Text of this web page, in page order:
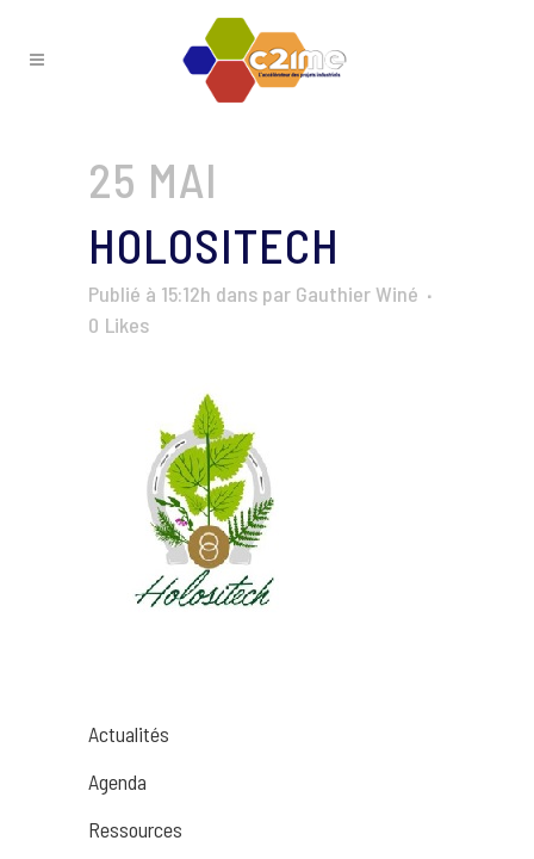
25 MAI
HOLOSITECH
Publié à 15:12h dans par Gauthier Winé
0 Likes
Actualités
Agenda
Ressources